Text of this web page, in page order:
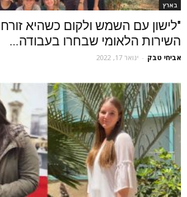
בארץ
"לישון עם השמש ולקום כשהיא
השירות הלאומי שבחרו בעבודה...
אביחי טבק - ינואר 17, 2022